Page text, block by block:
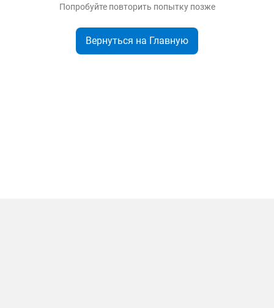
Попробуйте повторить попытку позже
Вернуться на Главную